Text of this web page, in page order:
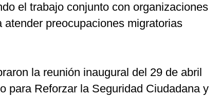
el trabajo conjunto con organizaciones
atender preocupaciones migratorias
la reunión inaugural del 29 de abril
para Reforzar la Seguridad Ciudadana y